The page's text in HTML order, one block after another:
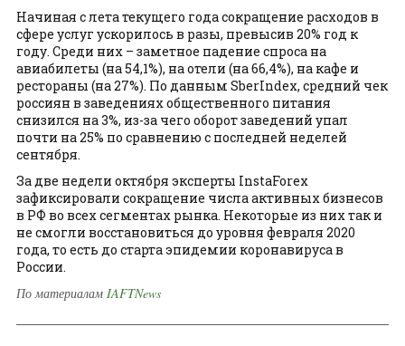
Начиная с лета текущего года сокращение расходов в
сфере услуг ускорилось в разы, превысив 20% год к
году. Среди них – заметное падение спроса на
авиабилеты (на 54,1%), на отели (на 66,4%), на кафе и
рестораны (на 27%). По данным SberIndex, средний чек
россиян в заведениях общественного питания
снизился на 3%, из-за чего оборот заведений упал
почти на 25% по сравнению с последней неделей
сентября.
За две недели октября эксперты InstaForex
зафиксировали сокращение числа активных бизнесов
в РФ во всех сегментах рынка. Некоторые из них так и
не смогли восстановиться до уровня февраля 2020
года, то есть до старта эпидемии коронавируса в
России.
По материалам IAFTNews